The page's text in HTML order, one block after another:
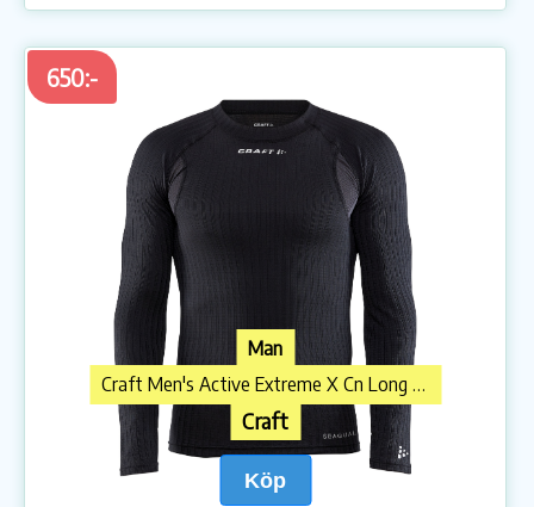
650:-
Man
Craft Men's Active Extreme X Cn Long Sleeve Black
Craft
Köp